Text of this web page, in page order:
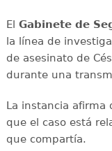
El Gabinete de
la línea de
de asesinato de
durante una
La instancia afirma
que el caso está
que compartía.